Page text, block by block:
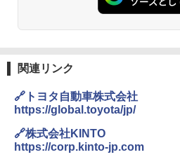
関連リンク
🔗トヨタ自動車株式会社
https://global.toyota/jp/
🔗株式会社KINTO
https://corp.kinto-jp.com